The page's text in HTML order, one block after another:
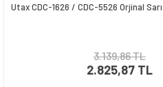
Utax CDC-1626 / CDC-5526 Orjinal
3.139,86 TL
2.825,87 TL